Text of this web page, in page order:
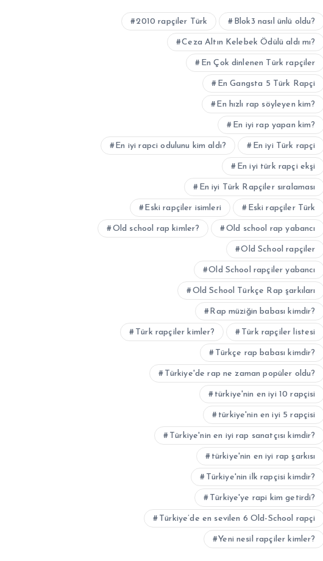
2010 rapçiler Türk Blok3 nasıl ünlü oldu?
Ceza Altın Kelebek Ödülü aldı mı?
En Çok dinlenen Türk rapçiler
En Gangsta 5 Türk Rapçi
En hızlı rap söyleyen kim?
En iyi rap yapan kim?
En iyi rapci odulunu kim aldı? En iyi Türk rapçi
En iyi türk rapçi ekşi
En iyi Türk Rapçiler sıralaması
Eski rapçiler isimleri Eski rapçiler Türk
Old school rap kimler? Old school rap yabancı
Old School rapçiler
Old School rapçiler yabancı
Old School Türkçe Rap şarkıları
Rap müziğin babası kimdir?
Türk rapçiler kimler? Türk rapçiler listesi
Türkçe rap babası kimdir?
Türkiye'de rap ne zaman popüler oldu?
türkiye'nin en iyi 10 rapçisi
türkiye'nin en iyi 5 rapçisi
Türkiye'nin en iyi rap sanatçısı kimdir?
türkiye'nin en iyi rap şarkısı
Türkiye'nin ilk rapçisi kimdir?
Türkiye'ye rapi kim getirdi?
Türkiye’de en sevilen 6 Old-School rapçi
Yeni nesil rapçiler kimler?